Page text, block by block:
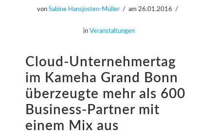
vonSabine Hansjosten-Müller am 26.01.2016
in Veranstaltungen
Cloud-Unternehmertag
im Kameha Grand Bonn
überzeugte mehr als 600
Business-Partner mit
einem Mix aus